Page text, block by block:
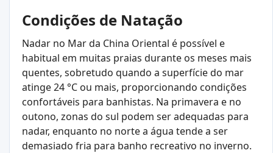
Condições de Natação
Nadar no Mar da China Oriental é possível e
habitual em muitas praias durante os meses mais
quentes, sobretudo quando a superfície do mar
atinge 24 °C ou mais, proporcionando condições
confortáveis para banhistas. Na primavera e no
outono, zonas do sul podem ser adequadas para
nadar, enquanto no norte a água tende a ser
demasiado fria para banho recreativo no inverno.